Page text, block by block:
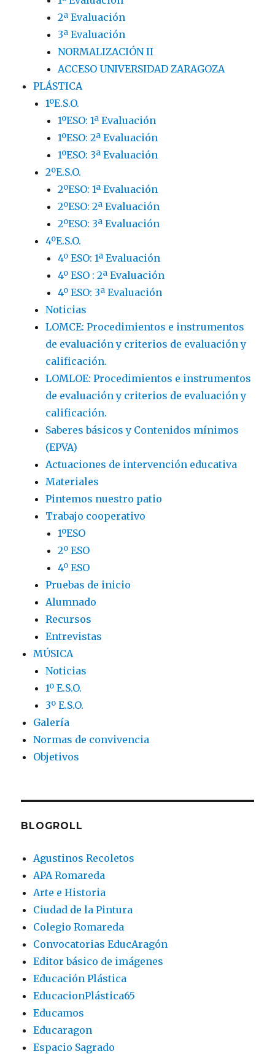
2ª Evaluación
3ª Evaluación
NORMALIZACIÓN II
ACCESO UNIVERSIDAD ZARAGOZA
PLÁSTICA
1ºE.S.O.
1ºESO: 1ª Evaluación
1ºESO: 2ª Evaluación
1ºESO: 3ª Evaluación
2ºE.S.O.
2ºESO: 1ª Evaluación
2ºESO: 2ª Evaluación
2ºESO: 3ª Evaluación
4ºE.S.O.
4º ESO: 1ª Evaluación
4º ESO : 2ª Evaluación
4º ESO: 3ª Evaluación
Noticias
LOMCE: Procedimientos e instrumentos
de evaluación y criterios de evaluación y
calificación.
LOMLOE: Procedimientos e instrumentos
de evaluación y criterios de evaluación y
calificación.
Saberes básicos y Contenidos mínimos
(EPVA)
Actuaciones de intervención educativa
Materiales
Pintemos nuestro patio
Trabajo cooperativo
1ºESO
2º ESO
4º ESO
Pruebas de inicio
Alumnado
Recursos
Entrevistas
MÚSICA
Noticias
1º E.S.O.
3º E.S.O.
Galería
Normas de convivencia
Objetivos
BLOGROLL
Agustinos Recoletos
APA Romareda
Arte e Historia
Ciudad de la Pintura
Colegio Romareda
Convocatorias EducAragón
Editor básico de imágenes
Educación Plástica
EducacionPlástica65
Educamos
Educaragon
Espacio Sagrado